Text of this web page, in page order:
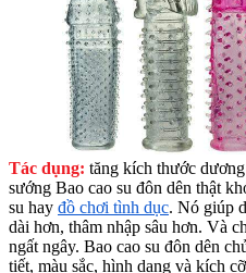
Tác dụng: tăng kích thước
sướng Bao cao su đôn dên thật
su hay đồ chơi tình dục. Nó giúp
dài hơn, thâm nhập sâu hơn. Và
ngất ngây. Bao cao su đôn dên
tiết, màu sắc, hình dạng và kích